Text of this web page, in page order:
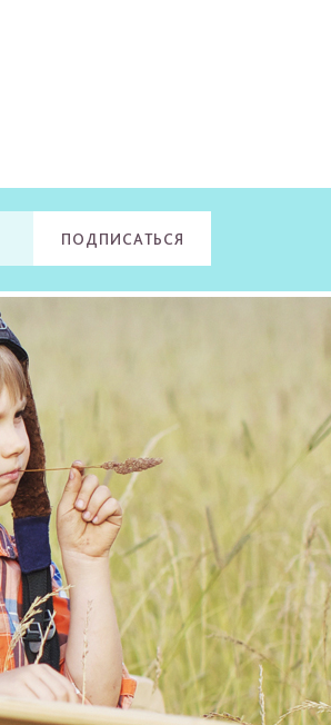
ПОДПИСАТЬСЯ